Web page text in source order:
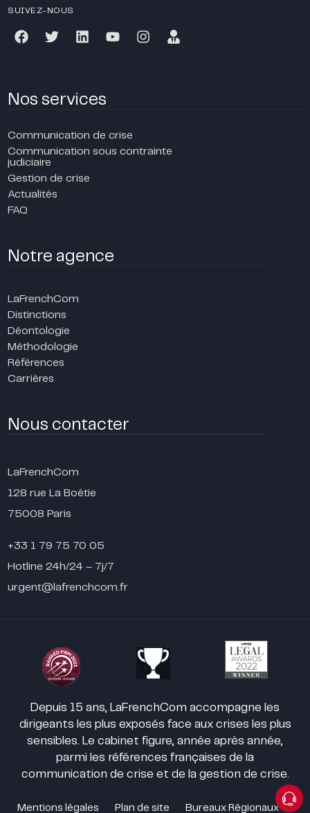
SUIVEZ-NOUS
Nos services
Communication de crise
Communication sous contrainte
judiciaire
Gestion de crise
Actualités
FAQ
Notre agence
LaFrenchCom
Distinctions
Déontologie
Méthodologie
Références
Carrières
Nous contacter
LaFrenchCom
128 rue La Boétie
75008 Paris
+33 1 79 75 70 05
Hotline 24h/24 – 7j/7
urgent@lafrenchcom.fr
Depuis 15 ans, LaFrenchCom accompagne les
dirigeants les plus exposés face aux crises les plus
sensibles. Le cabinet figure, année après année,
parmi les références françaises de la
communication de crise et de la gestion de crise.
Mentions légales Plan de site Bureaux Régionaux